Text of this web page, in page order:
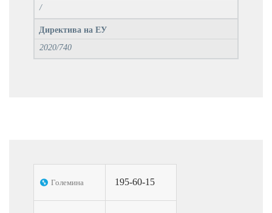
/
Директива на ЕУ
2020/740
Големина 195-60-15